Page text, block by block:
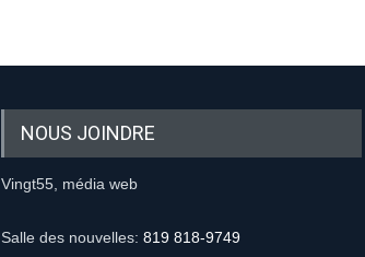
NOUS JOINDRE
Vingt55, média web
Salle des nouvelles: 819 818-9749